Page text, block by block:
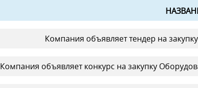
Компания объявляет тендер на
Компания объявляет конкурс на закупку